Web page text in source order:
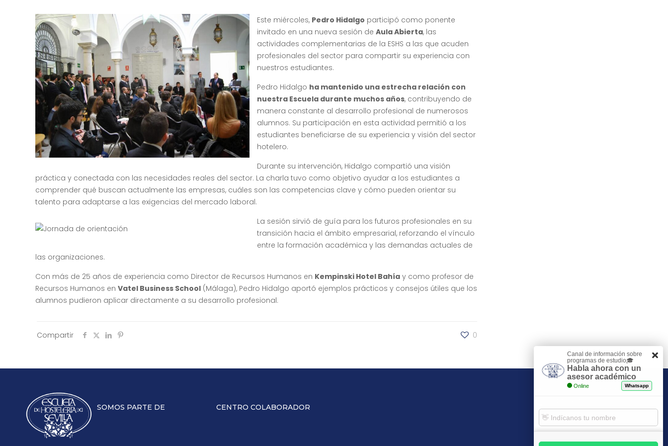
Este miércoles, Pedro Hidalgo participó como ponente
invitado en una nueva sesión deAula Abierta, las
actividades complementarias de la ESHS a las que acuden
profesionales del sector para compartir su experiencia con
nuestros estudiantes.
Pedro Hidalgo ha mantenido una estrecha relación con
nuestra Escuela durante muchos años, contribuyendo de
manera constante al desarrollo profesional de numerosos
alumnos. Su participación en esta actividad permitió a los
estudiantes beneficiarse de su experiencia y visión del sector
hotelero.
Durante su intervención, Hidalgo compartió una visión
práctica y conectada con las necesidades reales del sector. La charla tuvo como objetivo ayudar a los estudiantes a
comprender qué buscan actualmente las empresas, cuáles son las competencias clave y cómo pueden orientar su
talento para adaptarse a las exigencias del mercado laboral.
La sesión sirvió de guía para los futuros profesionales en su
transición hacia el ámbito empresarial, reforzando el vínculo
entre la formación académica y las demandas actuales de
las organizaciones.
Con más de 25 años de experiencia como Director de Recursos Humanos en Kempinski Hotel Bahía y como profesor de
Recursos Humanos enVatel Business School (Málaga), Pedro Hidalgo aportó ejemplos prácticos y consejos útiles que los
alumnos pudieron aplicar directamente a su desarrollo profesional.
Compartir 0
SOMOS PARTE DE CENTRO COLABORADOR
Contacto y admisiones
escuela@esh.es
Canal de información sobre
programas de estudio🎓
Habla ahora con un
asesor académico
Online Whatsapp